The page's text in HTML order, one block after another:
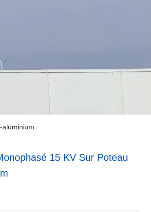
aluminium
15 KV Sur Poteau